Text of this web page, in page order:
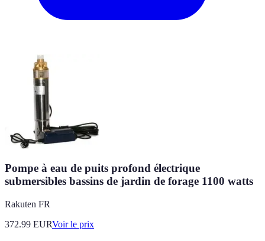
Pompe à eau de puits profond électrique
submersibles bassins de jardin de forage 1100 watts
Rakuten FR
372.99 EURVoir le prix